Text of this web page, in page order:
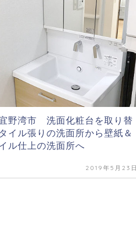
野湾市 洗面化粧台を取り替
イル張りの洗面所から壁紙＆
ル仕上の洗面所へ
2019年5月23